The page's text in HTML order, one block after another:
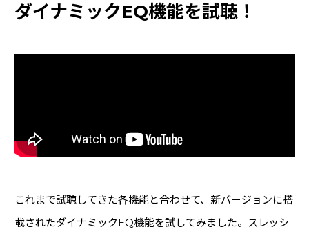
ダイナミックEQ機能を試聴！
これまで試聴してきた各機能と合わせて、新バージョンに搭
載されたダイナミックEQ機能を試してみました。スレッシ